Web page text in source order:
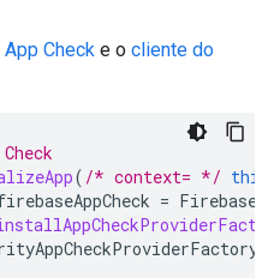
App Check e o cliente do
( /* context= */ this
=